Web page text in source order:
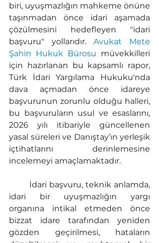
biri, uyuşmazlığın mahkeme önüne
taşınmadan önce idari aşamada
çözülmesini hedefleyen "idari
başvuru" yollarıdır. Avukat Mete
Şahin Hukuk Bürosu müvekkilleri
için hazırlanan bu kapsamlı rapor,
Türk İdari Yargılama Hukuku'nda
dava açmadan önce idareye
başvurunun zorunlu olduğu halleri,
bu başvuruların usul ve esaslarını,
2026 yılı itibariyle güncellenen
yasal süreleri ve Danıştay’ın yerleşik
içtihatlarını derinlemesine
incelemeyi amaçlamaktadır.
idari bir uyuşmazlığın yargı
organına intikal etmeden önce
bizzat idare tarafından yeniden
gözden geçirilmesi, hataların